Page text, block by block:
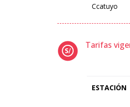
Ccatuyo
Tarifas
ESTACIÓN